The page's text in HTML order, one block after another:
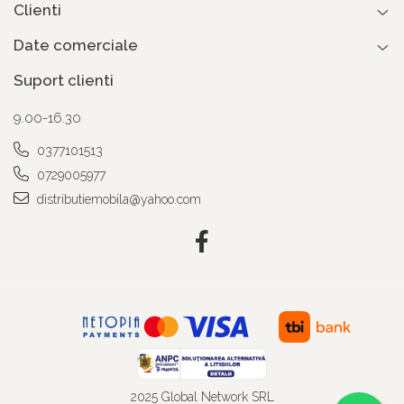
Clienti
Date comerciale
Suport clienti
9.00-16.30
0377101513
0729005977
distributiemobila@yahoo.com
2025 Global Network SRL